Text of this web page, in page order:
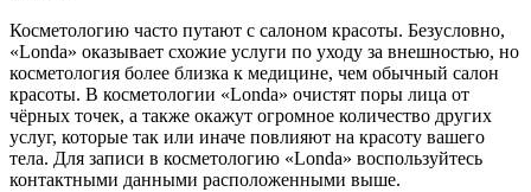
Косметологию часто путают с салоном красоты. Безусловно,
«Londa» оказывает схожие услуги по уходу за внешностью, но
косметология более близка к медицине, чем обычный салон
красоты. В косметологии «Londa» очистят поры лица от
чёрных точек, а также окажут огромное количество других
услуг, которые так или иначе повлияют на красоту вашего
тела. Для записи в косметологию «Londa» воспользуйтесь
контактными данными расположенными выше.